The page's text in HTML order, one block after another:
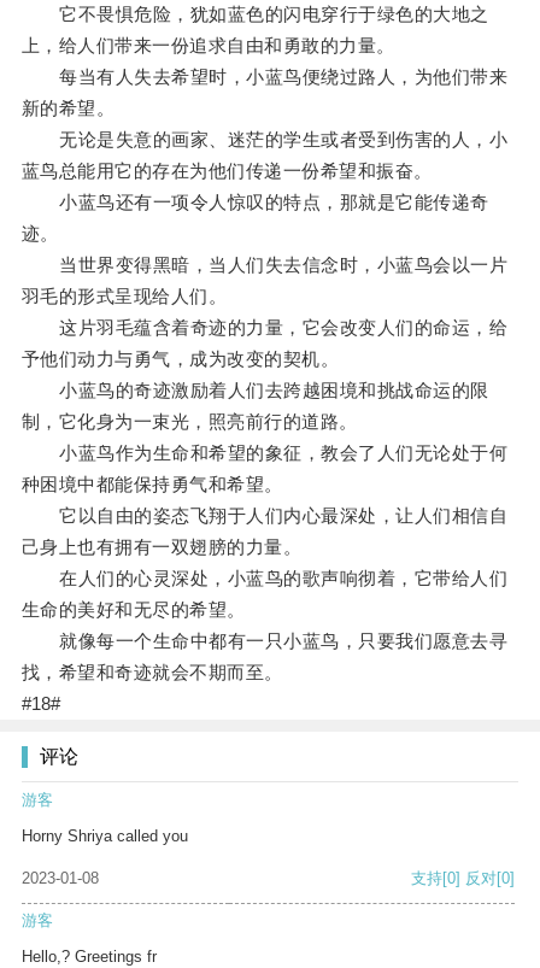
它不畏惧危险，犹如蓝色的闪电穿行于绿色的大地之
上，给人们带来一份追求自由和勇敢的力量。
每当有人失去希望时，小蓝鸟便绕过路人，为他们带来
新的希望。
无论是失意的画家、迷茫的学生或者受到伤害的人，小
蓝鸟总能用它的存在为他们传递一份希望和振奋。
小蓝鸟还有一项令人惊叹的特点，那就是它能传递奇
迹。
当世界变得黑暗，当人们失去信念时，小蓝鸟会以一片
羽毛的形式呈现给人们。
这片羽毛蕴含着奇迹的力量，它会改变人们的命运，给
予他们动力与勇气，成为改变的契机。
小蓝鸟的奇迹激励着人们去跨越困境和挑战命运的限
制，它化身为一束光，照亮前行的道路。
小蓝鸟作为生命和希望的象征，教会了人们无论处于何
种困境中都能保持勇气和希望。
它以自由的姿态飞翔于人们内心最深处，让人们相信自
己身上也有拥有一双翅膀的力量。
在人们的心灵深处，小蓝鸟的歌声响彻着，它带给人们
生命的美好和无尽的希望。
就像每一个生命中都有一只小蓝鸟，只要我们愿意去寻
找，希望和奇迹就会不期而至。
#18#
评论
游客
Horny Shriya called you
2023-01-08 支持[0] 反对[0]
游客
Hello,? Greetings fr